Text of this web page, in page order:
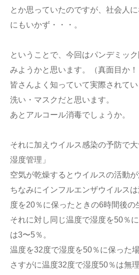
とか思っていたのですが、社会人
にもいかず・・・。
ということで、今回はパンデミッ
みようかと思います。（真面目か！
皆さんよく知っていて実際されて
洗い・マスクだと思います。
あとアルコール消毒でしょうか。
それに加えウイルス感染の予防で
湿度管理」
空気が乾燥するとウイルスの活動が
ちなみにインフルエンザウイルス
度を20％に保ったときの6時間後の
それに対し同じ温度で湿度を50％
は3〜5％。
温度を32度で湿度を50％に保った
さすがに温度32度で湿度50％は無